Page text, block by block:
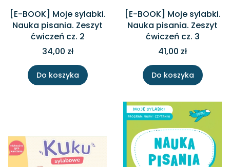
[E-BOOK] Moje sylabki.
Nauka pisania. Zeszyt
ćwiczeń cz. 2
34,00 zł
Do koszyka
[E-BOOK] Moje sylabki.
Nauka pisania. Zeszyt
ćwiczeń cz. 3
41,00 zł
Do koszyka